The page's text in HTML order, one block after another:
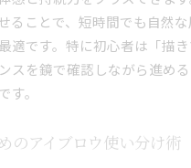
ることで、短時間でも自然
適です。特に初心者は「描
スを鏡で確認しながら進め
す。
のアイブロウ使い分け術